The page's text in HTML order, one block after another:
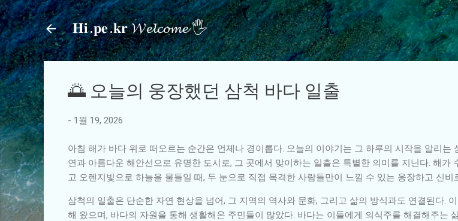
기본 콘텐츠로 건너뛰기
𝐇𝐢.𝐩𝐞.𝐤𝐫 𝓦𝓮𝓵𝓬𝓸𝓶𝓮 🖐
🌅 오늘의 웅장했던 삼척 바다 일출
- 1월 19, 2026
아침 해가 바다 위로 떠오르는 순간은 언제나 경이롭다. 오늘의 이야기는 그 하루의 시작을 알리는
연과 아름다운 해안선으로 유명한 도시로, 그 곳에서 맞이하는 일출은 특별한 의미를 지닌다. 해가
고 오렌지빛으로 하늘을 물들일 때, 두 눈으로 직접 목격한 사람들만이 느낄 수 있는 웅장하고 신비
삼척의 일출은 단순한 자연 현상을 넘어, 그 지역의 역사와 문화, 그리고 삶의 방식과도 연결된다.
해 왔으며, 바다의 자원을 통해 생활해온 주민들이 많았다. 바다는 이들에게 의식주를 해결해주는